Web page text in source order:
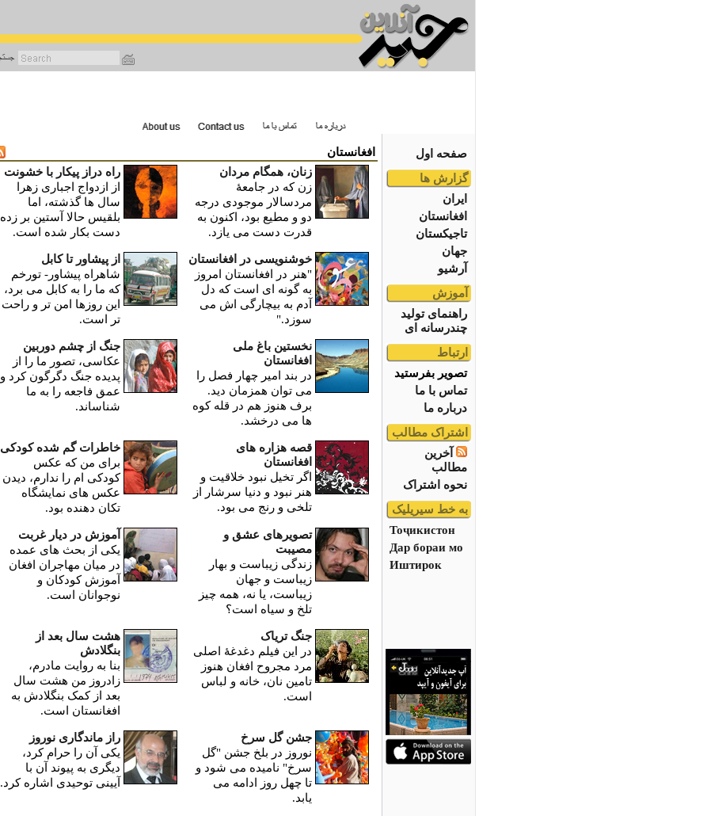
صفحه اول
گزارش ها
ایران
افغانستان
تاجیکستان
جهان
آرشیو
آموزش
راهنمای تولید
چندرسانه ای
ارتباط
تصویر بفرستید
تماس با ما
درباره ما
اشتراک مطالب
آخرین
مطالب
نحوه اشتراک
به خط سیریلیک
Тоҷикистон
Дар бораи мо
Иштирок
افغانستان‎
زنان، همگام مردان
زن که در جامعۀ
مردسالار موجودی درجه
دو و مطیع بود، اکنون به
قدرت دست می یازد.
راه دراز پیکار با خشونت
از ازدواج اجباری زهرا
سال ها گذشته، اما
بلقیس حالا آستین بر زده
دست بکار شده است.
خوشنویسی در افغانستان
"هنر در افغانستان امروز
به گونه ای است که دل
آدم به بیچارگی اش می
سوزد."
از پیشاور تا کابل
شاهراه پیشاور- تورخم
که ما را به کابل می برد،
این روزها امن تر و راحت
تر است.
نخستین باغ ملی
افغانستان
در بند امیر چهار فصل را
می توان همزمان دید.
برف هنوز هم در قله کوه
ها می درخشد.
جنگ از چشم دوربین
عکاسی، تصور ما را از
پدیده جنگ دگرگون کرد و
عمق فاجعه را به ما
شناساند.
قصه هزاره های
افغانستان
اگر تخیل نبود خلاقیت و
هنر نبود و دنیا سرشار از
تلخی و رنج می بود.
خاطرات گم شده کودکی
برای من که عکس
کودکی ام را ندارم، دیدن
عکس های نمایشگاه
تکان دهنده بود.
تصویرهای عشق و
مصیبت
زندگی زیباست و بهار
زیباست و جهان
زیباست، یا نه، همه چیز
تلخ و سیاه است؟
آموزش در دیار غربت
یکی از بحث های عمده
در میان مهاجران افغان
آموزش کودکان و
نوجوانان است.
جنگ تریاک
در این فیلم دغدغۀ اصلی
مرد مجروح افغان هنوز
تامین نان، خانه و لباس
است.
هشت سال بعد از
بنگلادش
بنا به روایت مادرم،
زادروز من هشت سال
بعد از کمک بنگلادش به
افغانستان است.
جشن گل سرخ
نوروز در بلخ جشن "گل
سرخ" نامیده می شود و
تا چهل روز ادامه می
یابد.
راز ماندگاری نوروز
یکی آن را حرام کرد،
دیگری به پیوند آن با
آیینی توحیدی اشاره کرد.